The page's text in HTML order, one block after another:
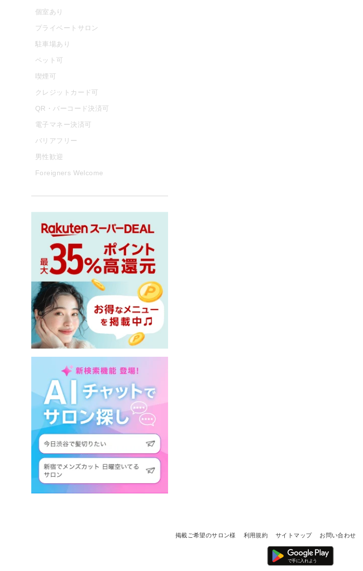
個室あり
プライベートサロン
駐車場あり
ペット可
喫煙可
クレジットカード可
QR・バーコード決済可
電子マネー決済可
バリアフリー
男性歓迎
Foreigners Welcome
掲載ご希望のサロン様 利用規約 サイトマップ お問い合わせ